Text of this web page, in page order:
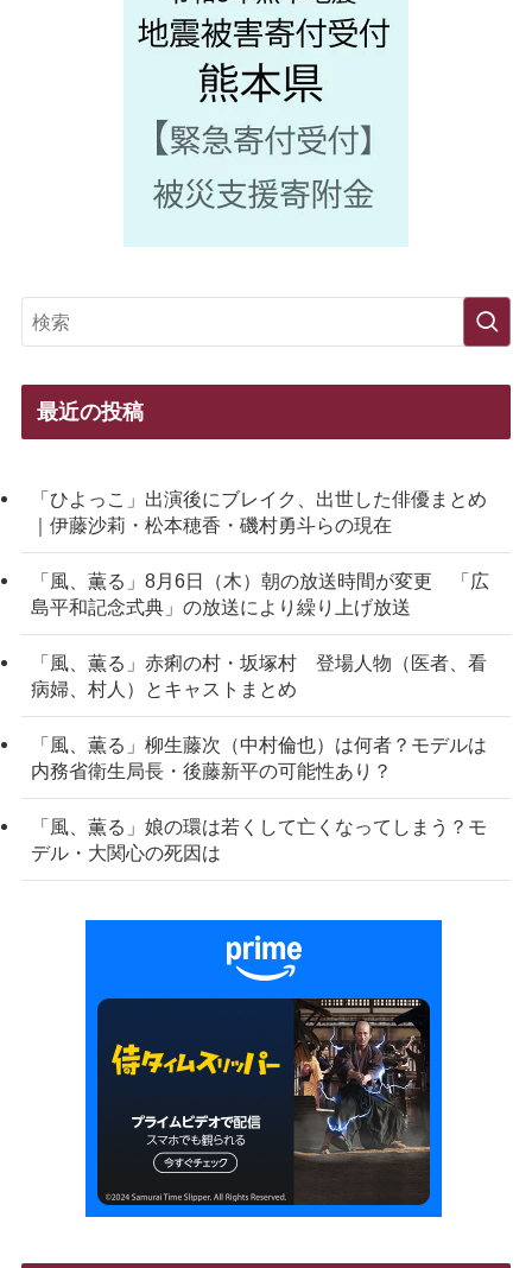
最近の投稿
「ひよっこ」出演後にブレイク、出世した俳優まとめ
｜伊藤沙莉・松本穂香・磯村勇斗らの現在
「風、薫る」8月6日（木）朝の放送時間が変更 「広
島平和記念式典」の放送により繰り上げ放送
「風、薫る」赤痢の村・坂塚村 登場人物（医者、看
病婦、村人）とキャストまとめ
「風、薫る」柳生藤次（中村倫也）は何者？モデルは
内務省衛生局長・後藤新平の可能性あり？
「風、薫る」娘の環は若くして亡くなってしまう？モ
デル・大関心の死因は